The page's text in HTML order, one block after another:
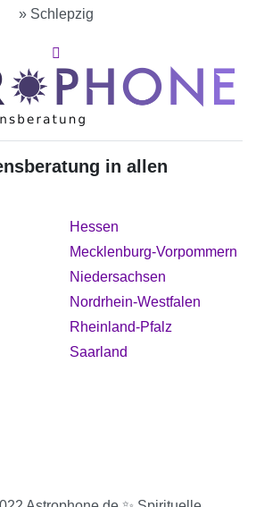
» Schlepzig
in allen
Hessen
Mecklenburg-Vorpommern
Niedersachsen
Nordrhein-Westfalen
Rheinland-Pfalz
Saarland